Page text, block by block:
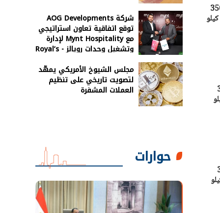
11 - 9 – 2024، إذ سجل سعر اللحم الجملي 270 و350
سجل سعر كيلو
270 و350
كيلو
270 و350
سعر كيلو
شركة AOG Developments
توقع اتفاقية تعاون استراتيجي
مع Mynt Hospitality لإدارة
وتشغيل وحدات رويالز - Royal’s
مجلس الشيوخ الأمريكي يمهّد
لتصويت تاريخي على تنظيم
العملات المشفرة
حوارات